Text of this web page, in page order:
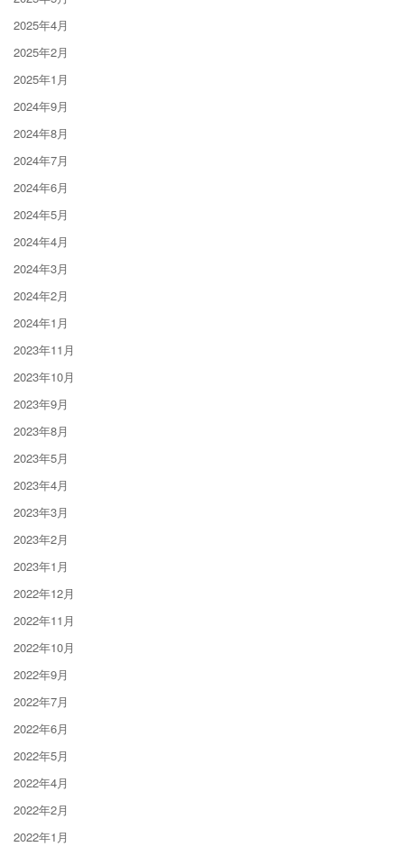
2025年4月
2025年2月
2025年1月
2024年9月
2024年8月
2024年7月
2024年6月
2024年5月
2024年4月
2024年3月
2024年2月
2024年1月
2023年11月
2023年10月
2023年9月
2023年8月
2023年5月
2023年4月
2023年3月
2023年2月
2023年1月
2022年12月
2022年11月
2022年10月
2022年9月
2022年7月
2022年6月
2022年5月
2022年4月
2022年2月
2022年1月